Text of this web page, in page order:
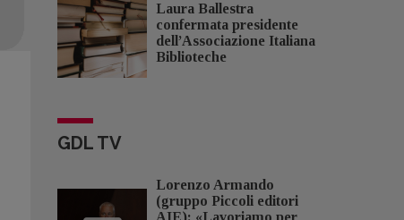
Laura Ballestra
confermata presidente
dell’Associazione Italiana
Biblioteche
GDL TV
Lorenzo Armando
(gruppo Piccoli editori
AIE): «Lavoriamo per